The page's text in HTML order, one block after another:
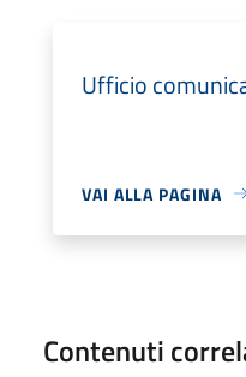
Ufficio
VAI ALLA PAGINA
Contenuti